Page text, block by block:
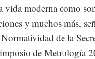
vida moderna como
y muchos más,
de la
de Metrología